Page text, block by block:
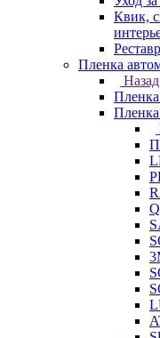
Квик,
Пленка
Назад
Пленка